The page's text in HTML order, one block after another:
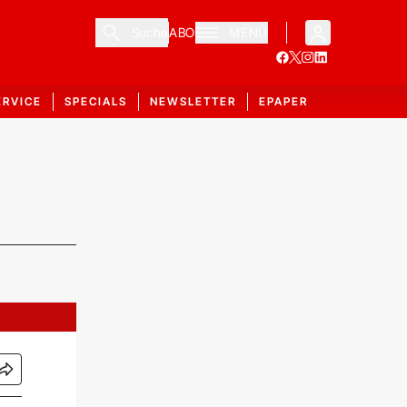
ABO
SPECIALS NEWSLETTER EPAPER